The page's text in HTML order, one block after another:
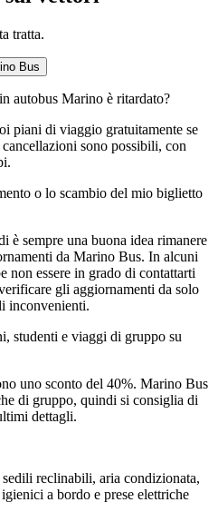
tratta.
Bus
autobus Marino è ritardato?
piani di viaggio gratuitamente se
sono possibili, con
o lo scambio del mio biglietto
è sempre una buona idea rimanere
da Marino Bus. In alcuni
non essere in grado di contattarti
gli aggiornamenti da solo
inconvenienti.
studenti e viaggi di gruppo su
uno sconto del 40%. Marino Bus
di gruppo, quindi si consiglia di
dettagli.
reclinabili, aria condizionata,
a bordo e prese elettriche